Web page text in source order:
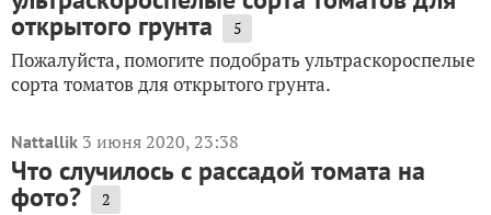
открытого грунта 5
Пожалуйста, помогите подобрать ультраскороспелые
сорта томатов для открытого грунта.
Nattallik 3 июня 2020, 23:38
Что случилось с рассадой томата на
фото? 2